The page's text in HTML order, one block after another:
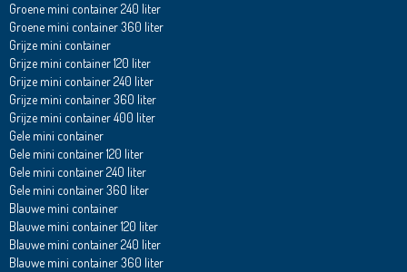
Groene mini container 240 liter
Groene mini container 360 liter
Grijze mini container
Grijze mini container 120 liter
Grijze mini container 240 liter
Grijze mini container 360 liter
Grijze mini container 400 liter
Gele mini container
Gele mini container 120 liter
Gele mini container 240 liter
Gele mini container 360 liter
Blauwe mini container
Blauwe mini container 120 liter
Blauwe mini container 240 liter
Blauwe mini container 360 liter